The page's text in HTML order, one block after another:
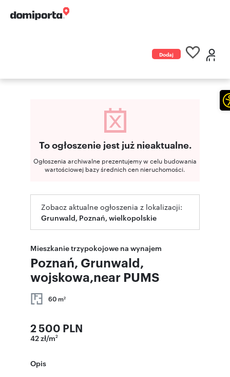
Dodaj
To ogłoszenie jest już nieaktualne.
Ogłoszenia archiwalne prezentujemy w celu budowania
wartościowej bazy średnich cen nieruchomości.
Zobacz aktualne ogłoszenia z lokalizacji:
Grunwald, Poznań, wielkopolskie
Mieszkanie trzypokojowe na wynajem
Poznań, Grunwald,
wojskowa,near PUMS
60 m2
2 500 PLN
42 zł/m2
Opis